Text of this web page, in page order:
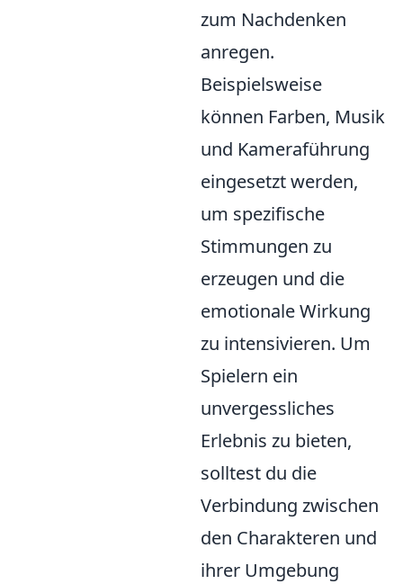
zum Nachdenken
anregen.
Beispielsweise
können Farben, Musik
und Kameraführung
eingesetzt werden,
um spezifische
Stimmungen zu
erzeugen und die
emotionale Wirkung
zu intensivieren. Um
Spielern ein
unvergessliches
Erlebnis zu bieten,
solltest du die
Verbindung zwischen
den Charakteren und
ihrer Umgebung